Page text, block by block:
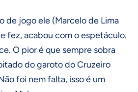
de jogo ele (Marcelo de Lima
fez, acabou com o espetáculo.
O pior é que sempre sobra
do garoto do Cruzeiro
foi nem falta, isso é um